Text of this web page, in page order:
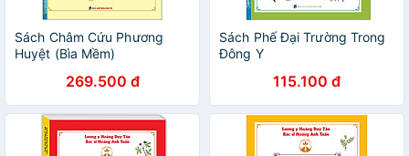
Sách Châm Cứu Phương
Huyệt (Bìa Mềm)
269.500 đ
Sách Phế Đại Trường Trong
Đông Y
115.100 đ